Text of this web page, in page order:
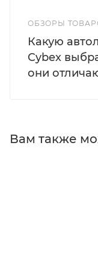
ОБЗОРЫ
Какую
Cybex
они
Вам также